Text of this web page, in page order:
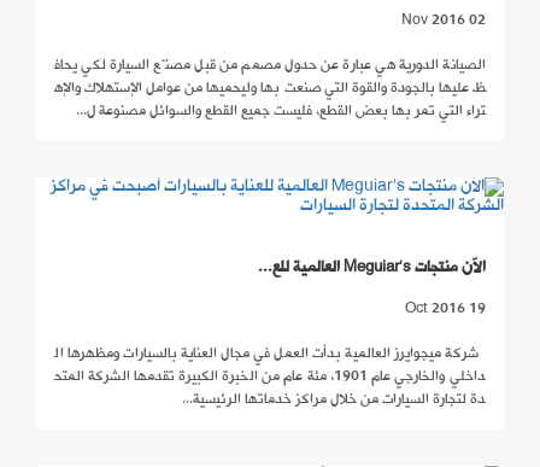
02 Nov 2016
الصيانة الدورية هي عبارة عن حدول مصمم من قبل مصنّع السيارة لكي يحاف
ظ عليها بالجودة والقوة التي صنعت بها وليحميها من عوامل الإستهلاك والإه
تراء التي تمر بها بعض القطع، فليست جميع القطع والسوائل مصنوعة ل...
الآن منتجات Meguiar’s العالمية للع...
19 Oct 2016
شركة ميجوايرز العالمية بدأت العمل في مجال العناية بالسيارات ومظهرها ال
داخلي والخارجي عام 1901، مئة عام من الخبرة الكبيرة تقدمها الشركة المتح
دة لتجارة السيارات من خلال مراكز خدماتها الرئيسية...